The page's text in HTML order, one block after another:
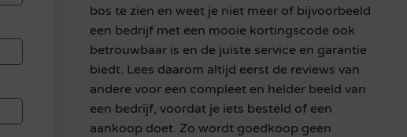
bos te zien en weet je niet meer of bijvoorbeeld
een bedrijf met een mooie kortingscode ook
betrouwbaar is en de juiste service en garantie
biedt. Lees daarom altijd eerst de reviews van
andere voor een compleet en helder beeld van
een bedrijf, voordat je iets besteld of een
aankoop doet. Zo wordt goedkoop geen